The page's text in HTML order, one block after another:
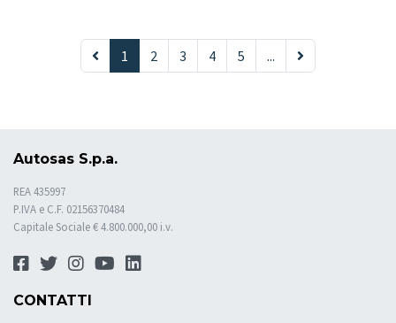
1 2 3 4 5 ...
Autosas S.p.a.
REA 435997
P.IVA e C.F. 02156370484
Capitale Sociale € 4.800.000,00 i.v.
CONTATTI